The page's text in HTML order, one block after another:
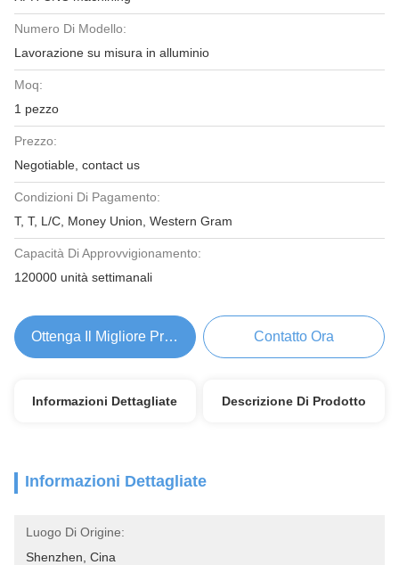
Numero Di Modello:
Lavorazione su misura in alluminio
Moq:
1 pezzo
Prezzo:
Negotiable, contact us
Condizioni Di Pagamento:
T, T, L/C, Money Union, Western Gram
Capacità Di Approvvigionamento:
120000 unità settimanali
Ottenga Il Migliore Prezzo Contatto Ora
Informazioni Dettagliate Descrizione Di Prodotto
Informazioni Dettagliate
Luogo Di Origine:
Shenzhen, Cina